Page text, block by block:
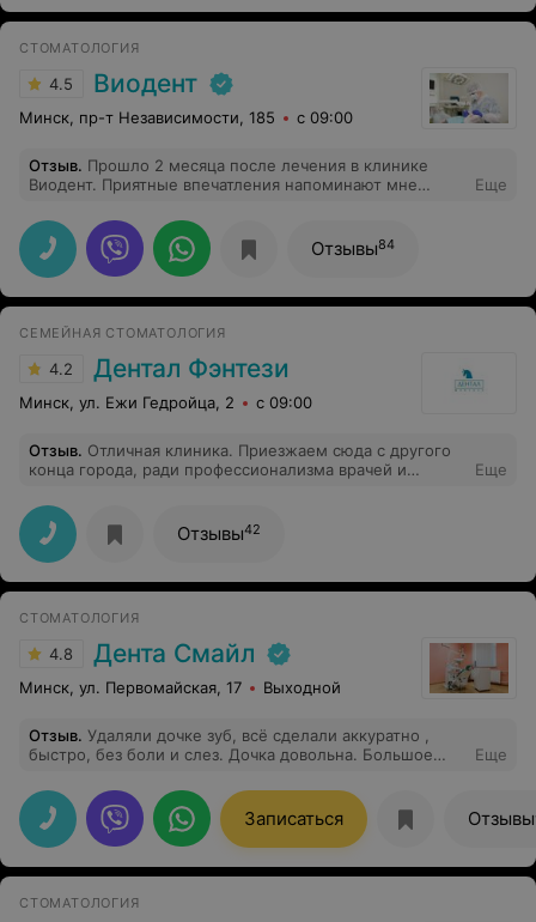
же расшифровали, все в порядке. Но небольшая
СТОМАТОЛОГИЯ
4.5 Виодент
Минск, пр-т Независимости, 185 с 09:00
Отзыв. Прошло 2 месяца после лечения в клинике
Виодент. Приятные впечатления напоминают мне
хирурге Олеге Геннадьевиче Маленкине. Заботой,
добротой и чуткостью запомнился стаматолог-
протезист Евгений Иванович Губский к пациенту. Хочу
пожелать всему коллективу терпеливых и
благодарных пациентов в благородном труде всего
персоналу клиники за радушный прием. Спасибо что
есть такие люди. С уважением Таиса из Латвии.
Еще
Отзывы84
СЕМЕЙНАЯ СТОМАТОЛОГИЯ
4.2 Дентал Фэнтези
Минск, ул. Ежи Гедройца, 2 с 09:00
Отзыв. Отличная клиника. Приезжаем сюда с другого
конца города, ради профессионализма врачей и
отсутствии свободной записи. Отдельное спасибо
доктору Гульнаре Вороненко, ребенок с 4 лет лечит
зубы без единой слезинки .
Еще
Отзывы42
СТОМАТОЛОГИЯ
4.8 Дента Смайл
Минск, ул. Первомайская, 17 Выходной
Отзыв. Удаляли дочке зуб, всё сделали аккуратно ,
быстро, без боли и слез. Дочка довольна. Большое
Еще
Записаться Отзывы
СТОМАТОЛОГИЯ